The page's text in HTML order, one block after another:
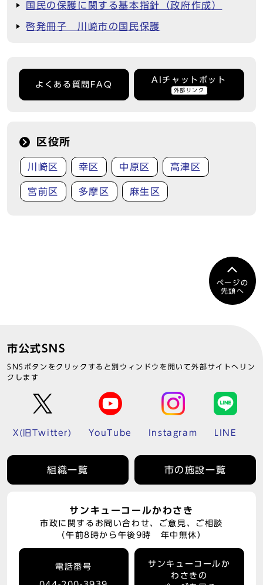
国民の保護に関する基本指針（政府作成）
啓発冊子 川崎市の国民保護
よくある質問FAQ
AIチャットボット
外部リンク
区役所
川崎区 幸区 中原区 高津区
宮前区 多摩区 麻生区
ページの
先頭へ
市公式SNS
SNSボタンをクリックすると別ウィンドウを開いて外部サイトへリン
クします
X(旧Twitter) YouTube Instagram LINE
組織一覧 市の施設一覧
サンキューコールかわさき
市政に関するお問い合わせ、ご意見、ご相談
（午前8時から午後9時 年中無休）
電話番号
サンキューコールか
わさきの